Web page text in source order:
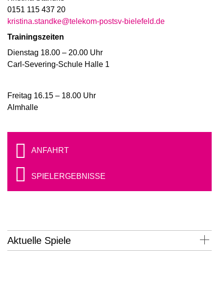
0151 115 437 20
kristina.standke@telekom-postsv-bielefeld.de
Trainingszeiten
Dienstag 18.00 – 20.00 Uhr
Carl-Severing-Schule Halle 1
Freitag 16.15 – 18.00 Uhr
Almhalle
ANFAHRT
SPIELERGEBNISSE
Aktuelle Spiele